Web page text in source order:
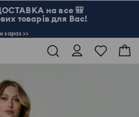
на все 🎒
товарів для Вас!
зараз >>